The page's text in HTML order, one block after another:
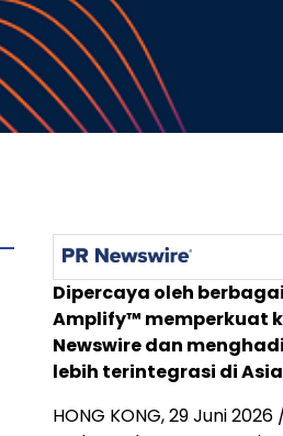
Dipercaya oleh
Amplify™ memperkuat
Newswire dan
lebih terintegrasi di
HONG KONG, 29 Juni